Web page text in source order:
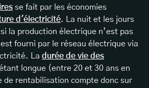
se fait par les économies
d'électricité. La nuit et les jours
la production électrique n’est pas
fourni par le réseau électrique via
La durée de vie des
longue (entre 20 et 30 ans en
de rentabilisation compte donc sur